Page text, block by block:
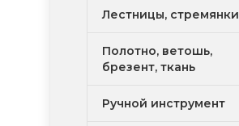
Лестницы, стремянки
Полотно, ветошь,
брезент, ткань
Ручной инструмент